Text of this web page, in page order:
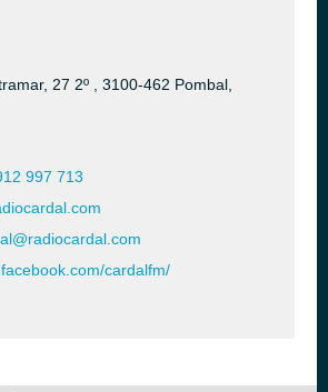
27 2º , 3100-462 Pombal,
997 713
cardalfm/